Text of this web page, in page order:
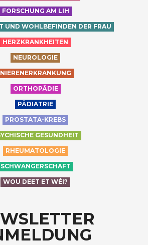
FORSCHUNG AM LIH
UND WOHLBEFINDEN DER FRAU
HERZKRANKHEITEN
NEUROLOGIE
NIERENERKRANKUNG
ORTHOPÄDIE
PÄDIATRIE
PROSTATA-KREBS
GESUNDHEIT
RHEUMATOLOGIE
SCHWANGERSCHAFT
WOU DEET ET WÉI?